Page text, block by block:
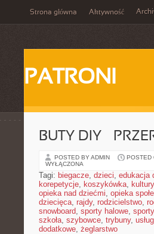
Strona główna Aktywność
PATRONI
BUTY DIY –
POSTED BY ADMIN POSTED
WYŁĄCZONA
Tagi: biegacze, dzieci, edukacja
korepetycje, koszykówka,
opieka nad dziećmi, opieka
dziecięca, rajdy, rodzicielstwo,
snowboard, sporty halowe,
szkoła, szybowce, trybuny,
dodatkowe, żeglarstwo